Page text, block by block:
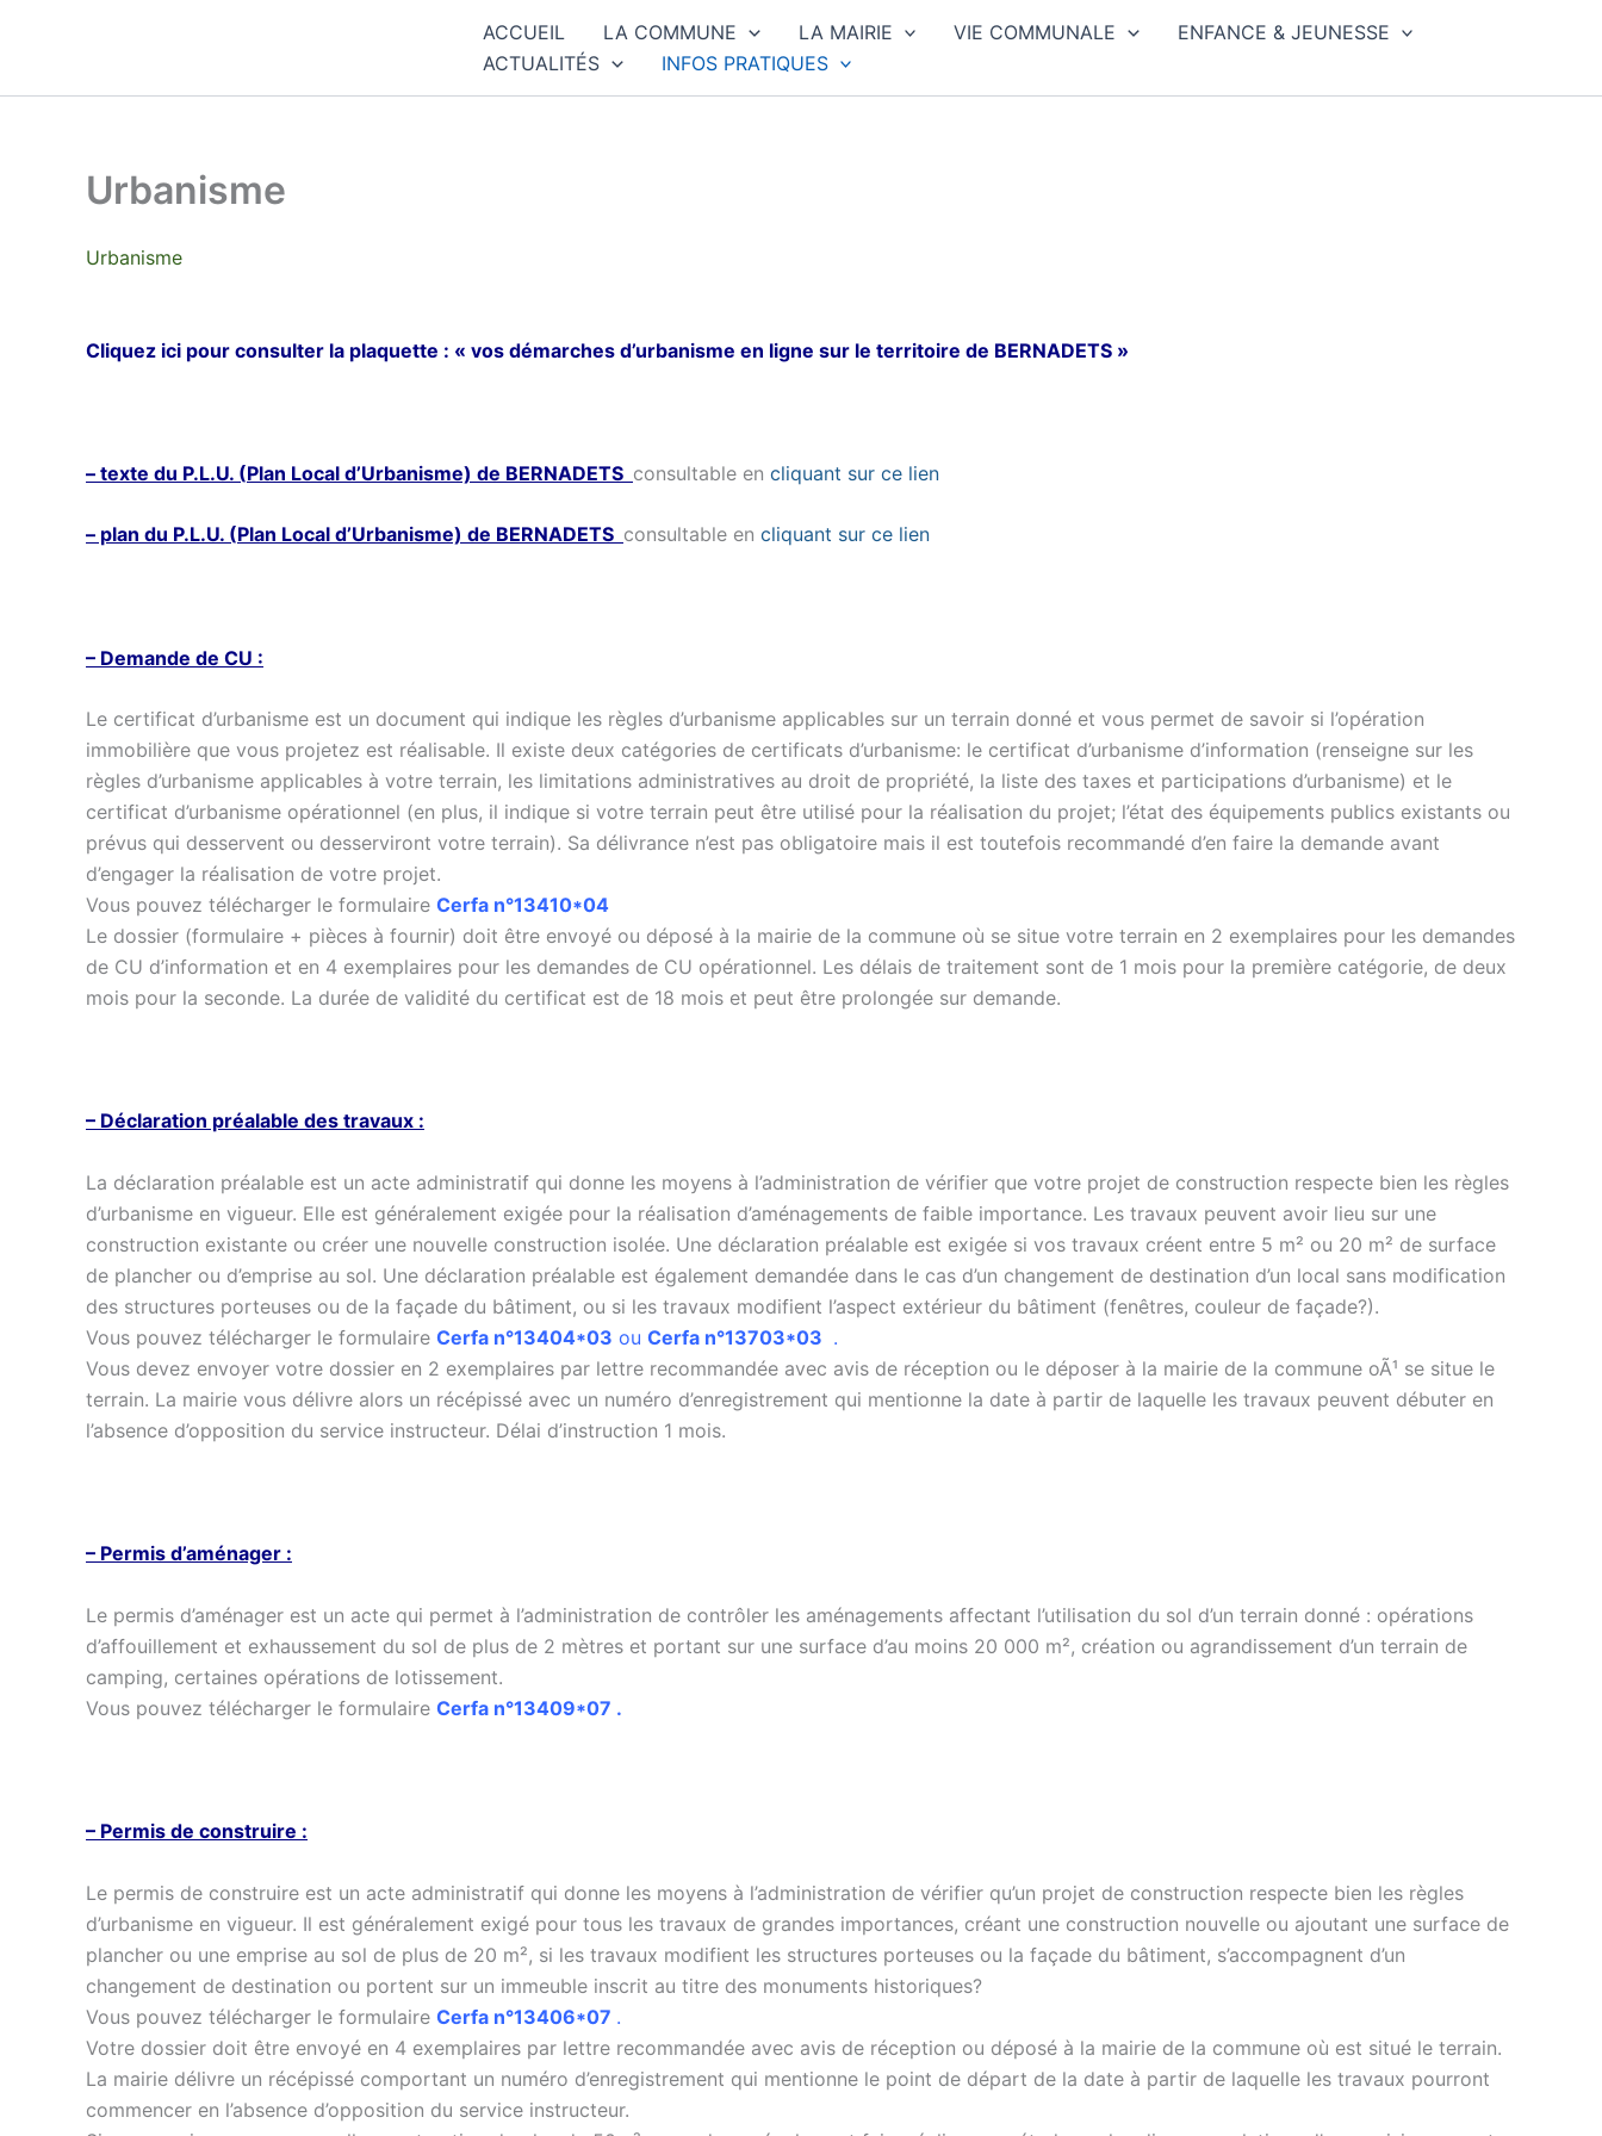
ACCUEIL LA COMMUNE LA MAIRIE VIE COMMUNALE
ENFANCE & JEUNESSE
ACTUALITÉS
INFOS PRATIQUES
Urbanisme
Urbanisme
Cliquez ici pour consulter la plaquette : « vos démarches d’urbanisme en ligne sur le territoire de BERNADETS »
– texte du P.L.U. (Plan Local d’Urbanisme) de BERNADETS consultable en cliquant sur ce lien
– plan du P.L.U. (Plan Local d’Urbanisme) de BERNADETS consultable en cliquant sur ce lien
– Demande de CU :
Le certificat d’urbanisme est un document qui indique les règles d’urbanisme applicables sur un terrain donné et vous permet de savoir si l’opération
immobilière que vous projetez est réalisable. Il existe deux catégories de certificats d’urbanisme: le certificat d’urbanisme d’information (renseigne sur les
règles d’urbanisme applicables à votre terrain, les limitations administratives au droit de propriété, la liste des taxes et participations d’urbanisme) et le
certificat d’urbanisme opérationnel (en plus, il indique si votre terrain peut être utilisé pour la réalisation du projet; l’état des équipements publics existants ou
prévus qui desservent ou desserviront votre terrain). Sa délivrance n’est pas obligatoire mais il est toutefois recommandé d’en faire la demande avant
d’engager la réalisation de votre projet.
Vous pouvez télécharger le formulaire Cerfa n°13410*04
Le dossier (formulaire + pièces à fournir) doit être envoyé ou déposé à la mairie de la commune où se situe votre terrain en 2 exemplaires pour les demandes
de CU d’information et en 4 exemplaires pour les demandes de CU opérationnel. Les délais de traitement sont de 1 mois pour la première catégorie, de deux
mois pour la seconde. La durée de validité du certificat est de 18 mois et peut être prolongée sur demande.
– Déclaration préalable des travaux :
La déclaration préalable est un acte administratif qui donne les moyens à l’administration de vérifier que votre projet de construction respecte bien les règles
d’urbanisme en vigueur. Elle est généralement exigée pour la réalisation d’aménagements de faible importance. Les travaux peuvent avoir lieu sur une
construction existante ou créer une nouvelle construction isolée. Une déclaration préalable est exigée si vos travaux créent entre 5 m² ou 20 m² de surface
de plancher ou d’emprise au sol. Une déclaration préalable est également demandée dans le cas d’un changement de destination d’un local sans modification
des structures porteuses ou de la façade du bâtiment, ou si les travaux modifient l’aspect extérieur du bâtiment (fenêtres, couleur de façade?).
Vous pouvez télécharger le formulaire Cerfa n°13404*03 ou Cerfa n°13703*03 .
Vous devez envoyer votre dossier en 2 exemplaires par lettre recommandée avec avis de réception ou le déposer à la mairie de la commune oÃ¹ se situe le
terrain. La mairie vous délivre alors un récépissé avec un numéro d’enregistrement qui mentionne la date à partir de laquelle les travaux peuvent débuter en
l’absence d’opposition du service instructeur. Délai d’instruction 1 mois.
– Permis d’aménager :
Le permis d’aménager est un acte qui permet à l’administration de contrôler les aménagements affectant l’utilisation du sol d’un terrain donné : opérations
d’affouillement et exhaussement du sol de plus de 2 mètres et portant sur une surface d’au moins 20 000 m², création ou agrandissement d’un terrain de
camping, certaines opérations de lotissement.
Vous pouvez télécharger le formulaire Cerfa n°13409*07 .
– Permis de construire :
Le permis de construire est un acte administratif qui donne les moyens à l’administration de vérifier qu’un projet de construction respecte bien les règles
d’urbanisme en vigueur. Il est généralement exigé pour tous les travaux de grandes importances, créant une construction nouvelle ou ajoutant une surface de
plancher ou une emprise au sol de plus de 20 m², si les travaux modifient les structures porteuses ou la façade du bâtiment, s’accompagnent d’un
changement de destination ou portent sur un immeuble inscrit au titre des monuments historiques?
Vous pouvez télécharger le formulaire Cerfa n°13406*07 .
Votre dossier doit être envoyé en 4 exemplaires par lettre recommandée avec avis de réception ou déposé à la mairie de la commune où est situé le terrain.
La mairie délivre un récépissé comportant un numéro d’enregistrement qui mentionne le point de départ de la date à partir de laquelle les travaux pourront
commencer en l’absence d’opposition du service instructeur.